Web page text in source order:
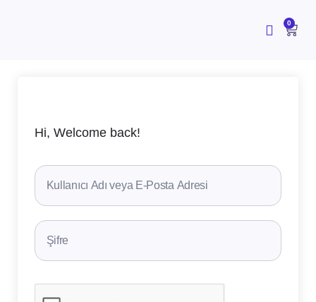
0
Hi, Welcome back!